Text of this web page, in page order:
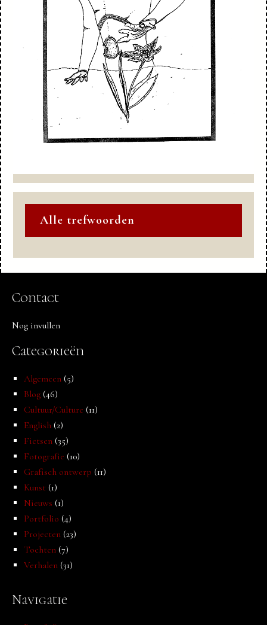
Alle trefwoorden
Contact
Nog invullen
Categorieën
Algemeen (5)
Blog (46)
Cultuur/Culture (11)
English (2)
Fietsen (35)
Fotografie (10)
Grafisch ontwerp (11)
Kunst (1)
Nieuws (1)
Portfolio (4)
Projecten (23)
Tochten (7)
Verhalen (31)
Navigatie